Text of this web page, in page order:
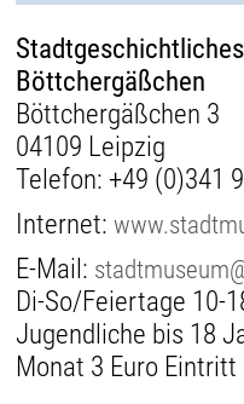
Böttchergäßchen
Böttchergäßchen 3
04109 Leipzig
Telefon: +49 (0)341
Internet:
E-Mail:
Di-So/Feiertage 10-
Jugendliche bis 18
Monat 3 Euro Eintritt